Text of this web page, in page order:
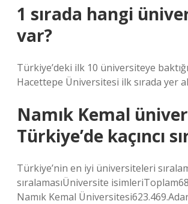
1 sırada hangi
var?
Türkiye’deki ilk 10 üniversiteye
Hacettepe Üniversitesi ilk sırada yer
Namık Kemal
Türkiye’de kaçıncı
Türkiye’nin en iyi üniversiteleri
sıralamasıÜniversite
Namık Kemal